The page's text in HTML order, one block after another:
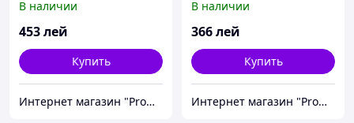
абажуром MMD-502035
В наличии
453лей
Купить
Интернет магазин "Promtovari"
абажуром MMD-440223
В наличии
366лей
Купить
Интернет магазин "Promtovari"